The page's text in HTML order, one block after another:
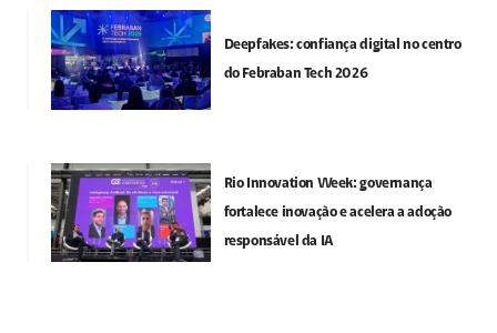
Deepfakes: confiança digital no centro
do Febraban Tech 2026
Rio Innovation Week: governança
fortalece inovação e acelera a adoção
responsável da IA